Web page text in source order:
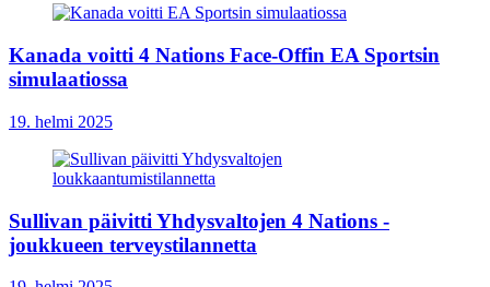
Kanada voitti 4 Nations Face-Offin EA Sportsin
simulaatiossa
19. helmi 2025
Sullivan päivitti Yhdysvaltojen 4 Nations -
joukkueen terveystilannetta